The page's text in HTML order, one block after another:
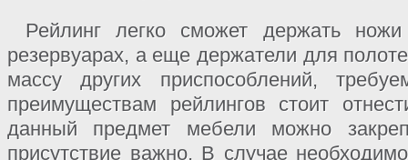
Рейлинг легко сможет держать
резервуарах, а еще держатели для
массу других приспособлений,
преимуществам рейлингов стоит
данный предмет мебели можно
присутствие важно. В случае